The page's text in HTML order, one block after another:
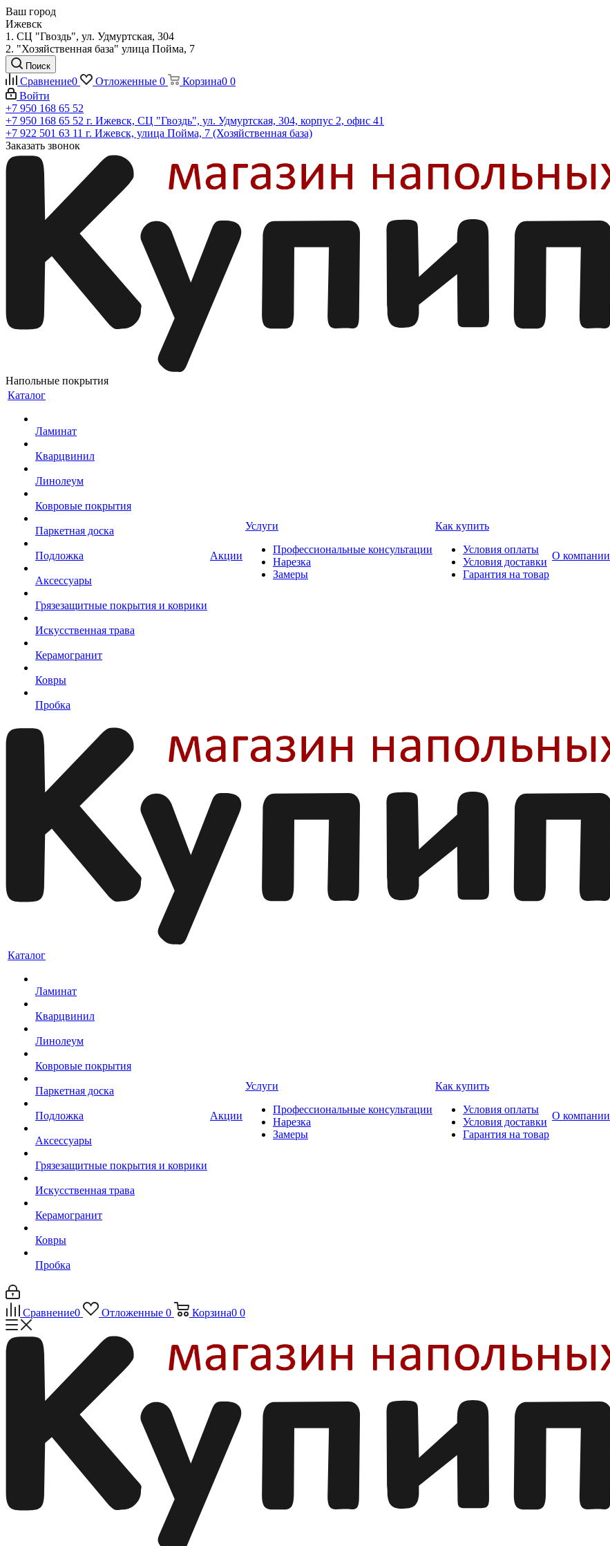
Ваш город
Ижевск
1. СЦ "Гвоздь", ул. Удмуртская, 304
2. "Хозяйственная база" улица Пойма, 7
Поиск
Сравнение0 Отложенные 0 Корзина0 0
Войти
+7 950 168 65 52
+7 950 168 65 52 г. Ижевск, СЦ "Гвоздь", ул. Удмуртская, 304, корпус 2, офис 41
+7 922 501 63 11 г. Ижевск, улица Пойма, 7 (Хозяйственная база)
Заказать звонок
Напольные покрытия
Каталог
Ламинат
Кварцвинил
Линолеум
Ковровые покрытия
Паркетная доска
Подложка
Аксессуары
Грязезащитные покрытия и коврики
Искусственная трава
Керамогранит
Ковры
Пробка
Акции
Услуги
Профессиональные консультации
Нарезка
Замеры
Как купить
Условия оплаты
Условия доставки
Гарантия на товар
О компании
Каталог
Ламинат
Кварцвинил
Линолеум
Ковровые покрытия
Паркетная доска
Подложка
Аксессуары
Грязезащитные покрытия и коврики
Искусственная трава
Керамогранит
Ковры
Пробка
Акции
Услуги
Профессиональные консультации
Нарезка
Замеры
Как купить
Условия оплаты
Условия доставки
Гарантия на товар
О компании
Сравнение0 Отложенные 0 Корзина0 0